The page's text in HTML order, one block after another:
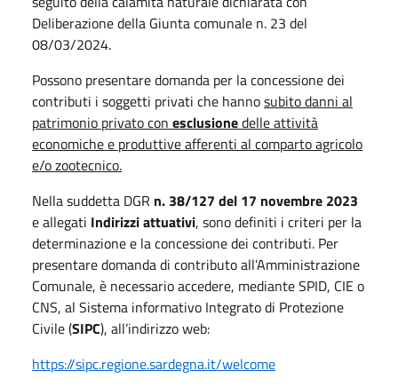
Deliberazione della Giunta comunale n. 23 del
08/03/2024.
Possono presentare domanda per la concessione dei
contributi i soggetti privati che hannosubito danni al
patrimonio privato con esclusionedelle attività
economiche e produttive afferenti al comparto agricolo
e/o zootecnico.
Nella suddetta DGR n. 38/127 del 17 novembre 2023
e allegati Indirizzi attuativi, sono definiti i criteri per la
determinazione e la concessione dei contributi. Per
presentare domanda di contributo all’Amministrazione
Comunale, è necessario accedere, mediante SPID, CIE o
CNS, al Sistema informativo Integrato di Protezione
Civile (SIPC), all’indirizzo web:
https://sipc.regione.sardegna.it/welcome